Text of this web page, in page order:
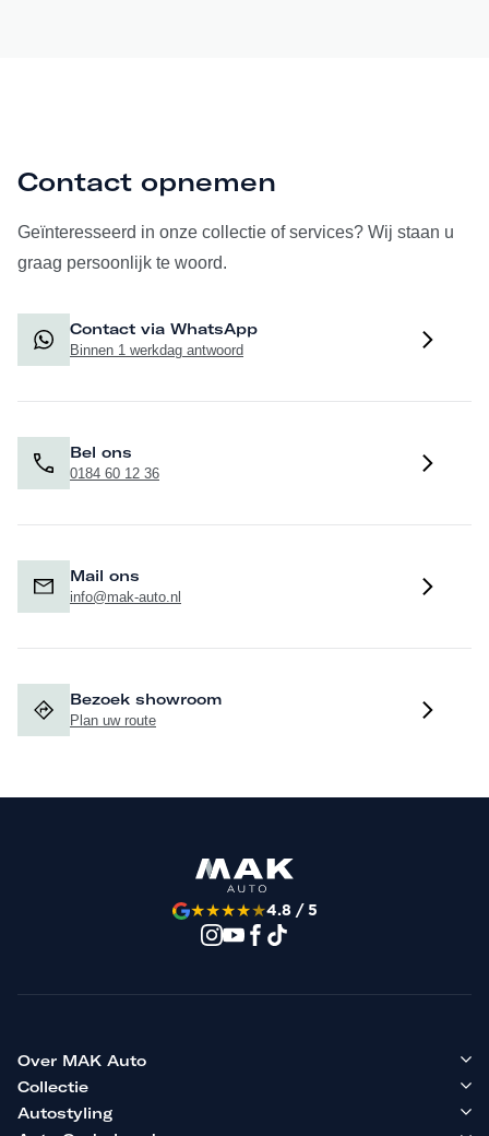
Contact opnemen
Geïnteresseerd in onze collectie of services? Wij staan u
graag persoonlijk te woord.
Contact via WhatsApp
Binnen 1 werkdag antwoord
Bel ons
0184 60 12 36
Mail ons
info@mak-auto.nl
Bezoek showroom
Plan uw route
★★★★★4.8 / 5
Over MAK Auto
Collectie
Autostyling